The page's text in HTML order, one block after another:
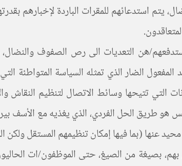
يتم استدعائهم للمقرات الباردة لإخبارهم
هن التعديات الى رص الصفوف
الضار الذي تمثله السياسة المتواطئة التي
التي تتيحها وسائط الاتصال لتنظيم
هو طريق الحل الفردي، الذي يغذيه مع الأسف
عنها (بما فيها إمكان تنظيمهم المستقل
بصيغة من الصيغ، حتى الموظفون/ات